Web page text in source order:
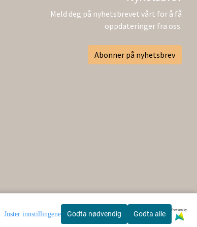
Godta nødvendig Godta alle
Powered by
Juster innstillingene
Meld deg på nyhetsbrevet vårt for å få
oppdateringer fra oss.
Abonner på nyhetsbrev